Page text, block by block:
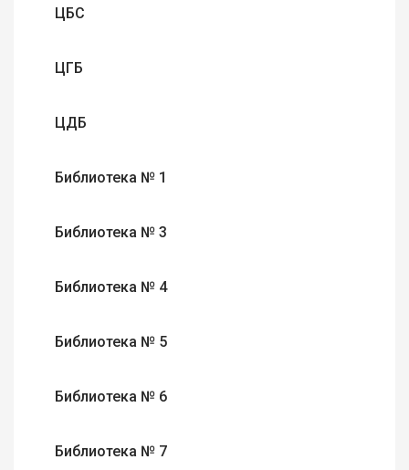
ЦБС
ЦГБ
ЦДБ
Библиотека № 1
Библиотека № 3
Библиотека № 4
Библиотека № 5
Библиотека № 6
Библиотека № 7